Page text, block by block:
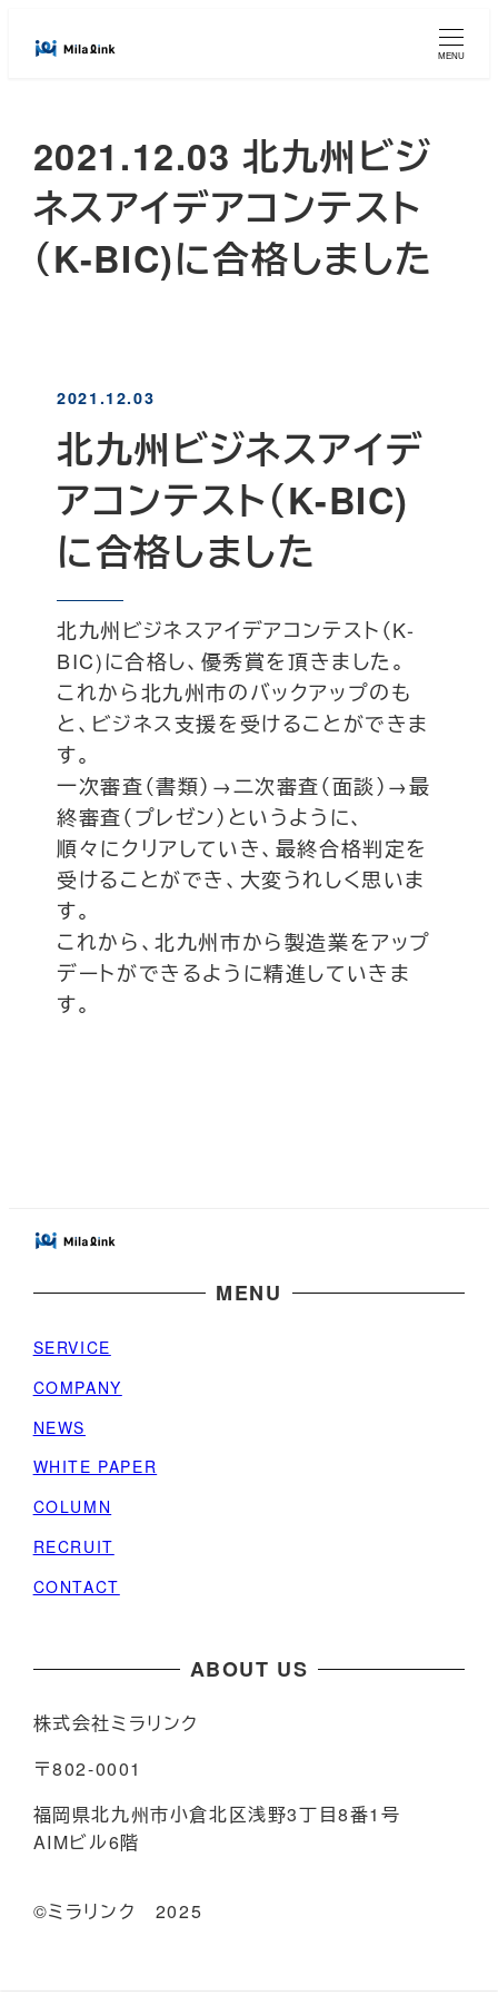
MENU
2021.12.03 北九州ビジ
ネスアイデアコンテスト
（K-BIC)に合格しました
2021.12.03
北九州ビジネスアイデ
アコンテスト（K-BIC)
に合格しました
北九州ビジネスアイデアコンテスト（K-
BIC)に合格し、優秀賞を頂きました。
これから北九州市のバックアップのも
と、ビジネス支援を受けることができま
す。
一次審査（書類）→二次審査（面談）→最
終審査（プレゼン）というように、
順々にクリアしていき、最終合格判定を
受けることができ、大変うれしく思いま
す。
これから、北九州市から製造業をアップ
デートができるように精進していきま
す。
MENU
SERVICE
COMPANY
NEWS
WHITE PAPER
COLUMN
RECRUIT
CONTACT
ABOUT US
株式会社ミラリンク
〒802-0001
福岡県北九州市小倉北区浅野3丁目8番1号
AIMビル6階
©️ミラリンク 2025